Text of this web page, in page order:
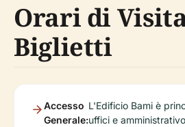
Orari di
Biglietti
Accesso
Generale:
L'Edificio Bami è
uffici e